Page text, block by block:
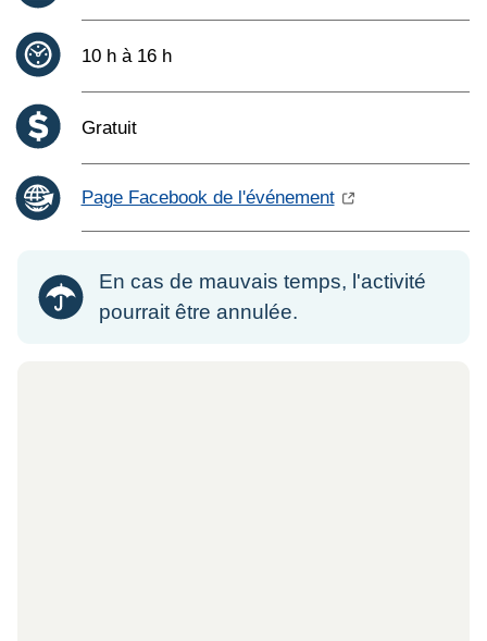
Heure :
10 h à 16 h
Coût :
Gratuit
Page Facebook de l'événement
En cas de mauvais temps, l'activité
pourrait être annulée.